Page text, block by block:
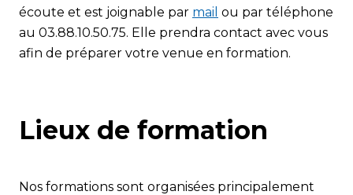
écoute et est joignable par mail ou par téléphone
au 03.88.10.50.75. Elle prendra contact avec vous
afin de préparer votre venue en formation.
Lieux de formation
Nos formations sont organisées principalement